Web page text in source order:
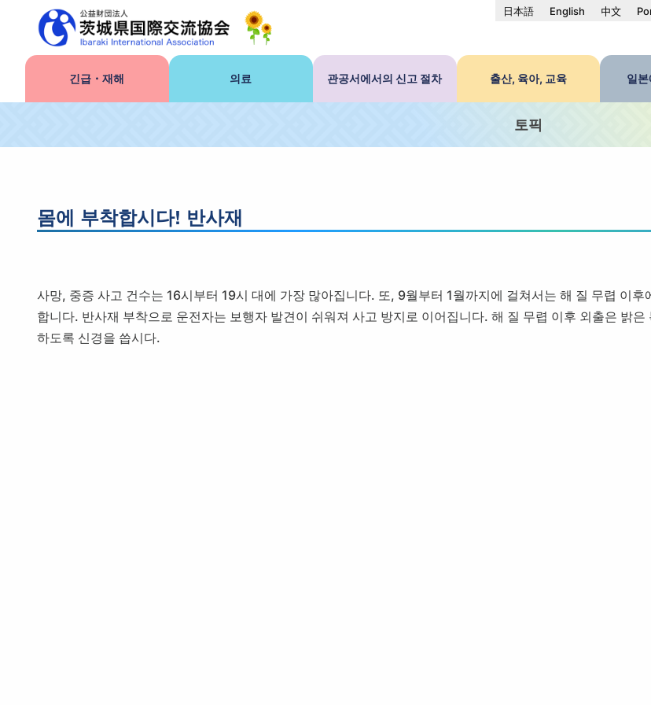
日本語 English 中文
긴급・재해 의료 관공서에서의 신고 절차 출산, 육아, 교육 일
토픽
몸에 부착합시다! 반사재
사망, 중증 사고 건수는 16시부터 19시 대에 가장 많아집니다. 또, 9월부터 1월까지에 걸쳐서는 해 질 무렵 이후
합니다. 반사재 부착으로 운전자는 보행자 발견이 쉬워져 사고 방지로 이어집니다. 해 질 무렵 이후 외출은 밝은
하도록 신경을 씁시다.